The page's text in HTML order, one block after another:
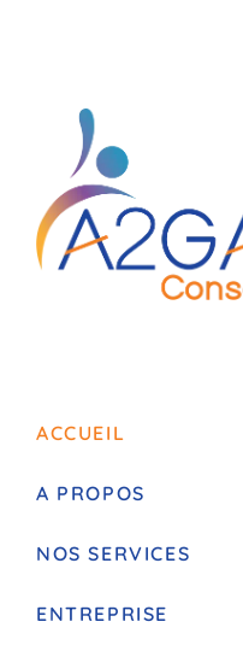
ACCUEIL
A PROPOS
NOS SERVICES
ENTREPRISE